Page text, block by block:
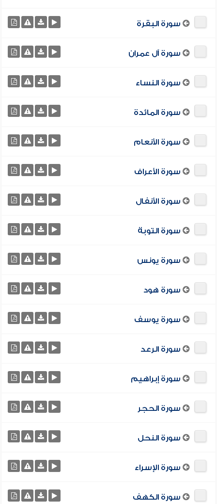
سورة البقرة
سورة آل عمران
سورة النساء
سورة المائدة
سورة الأنعام
سورة الأعراف
سورة الأنفال
سورة التوبة
سورة يونس
سورة هود
سورة يوسف
سورة الرعد
سورة إبراهيم
سورة الحجر
سورة النحل
سورة الإسراء
سورة الكهف